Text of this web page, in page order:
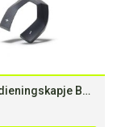
Stuurbedieningskapje Bosch Intuvia